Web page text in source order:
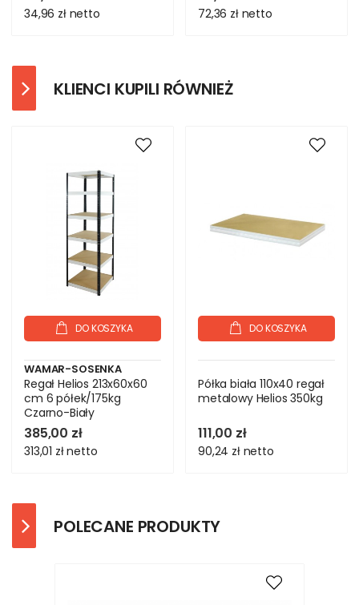
34,96 zł netto 72,36 zł netto
KLIENCI KUPILI RÓWNIEŻ
DO KOSZYKA
WAMAR-SOSENKA
Regał Helios 213x60x60
cm 6 półek/175kg
Czarno-Biały
385,00 zł
313,01 złnetto
DO KOSZYKA
Półka biała 110x40 regał
metalowy Helios 350kg
111,00 zł
90,24 zł netto
POLECANE PRODUKTY